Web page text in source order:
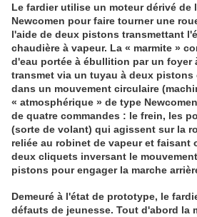
Le fardier utilise un moteur dérivé de
Newcomen pour faire tourner une
l'aide de deux pistons transmettant
chaudière à vapeur. La « marmite »
d'eau portée à ébullition par un foyer
transmet via un tuyau à deux pistons
dans un mouvement circulaire
« atmosphérique » de type
de quatre commandes : le frein, les
(sorte de volant) qui agissent sur la
reliée au robinet de vapeur et faisant
deux cliquets inversant le
pistons pour engager la marche
Demeuré à l'état de prototype, le
défauts de jeunesse. Tout d'abord la